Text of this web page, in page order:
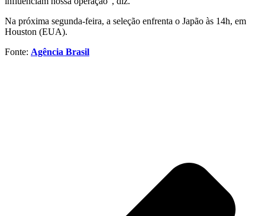
Na próxima segunda-feira, a seleção enfrenta o Japão às 14h, em
Houston (EUA).
Fonte: Agência Brasil